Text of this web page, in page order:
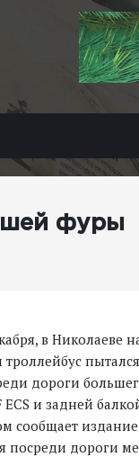
фуры
в Николаеве
дороги
ECS и задней
сообщает издание
посреди дороги